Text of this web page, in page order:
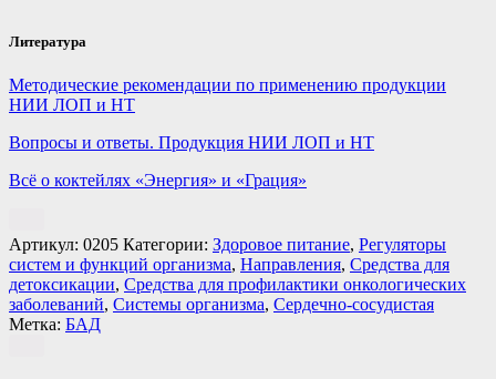
Литература
Методические рекомендации по применению продукции
НИИ ЛОП и НТ
Вопросы и ответы. Продукция НИИ ЛОП и НТ
Всё о коктейлях «Энергия» и «Грация»
Артикул: 0205 Категории: Здоровое питание, Регуляторы
систем и функций организма, Направления, Средства для
детоксикации, Средства для профилактики онкологических
заболеваний, Системы организма, Сердечно-сосудистая
Метка: БАД